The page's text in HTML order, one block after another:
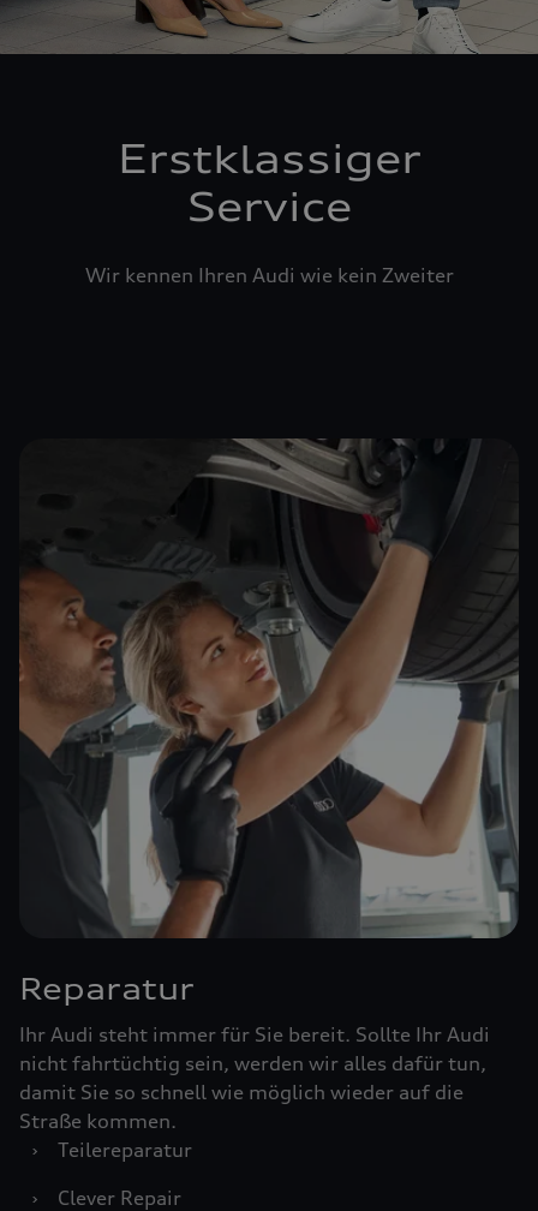
Erstklassiger
Service
Wir kennen Ihren Audi wie kein Zweiter
Reparatur
Ihr Audi steht immer für Sie bereit. Sollte Ihr Audi
nicht fahrtüchtig sein, werden wir alles dafür tun,
damit Sie so schnell wie möglich wieder auf die
Straße kommen.
›
Teilereparatur
›
Clever Repair